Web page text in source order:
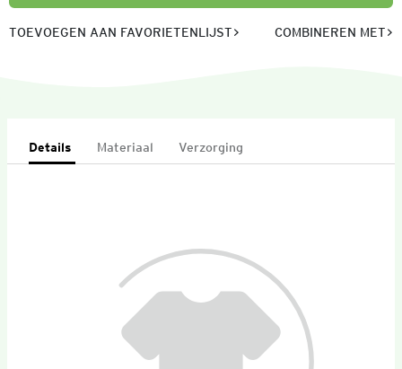
TOEVOEGEN AAN FAVORIETENLIJST COMBINEREN MET
Details Materiaal Verzorging